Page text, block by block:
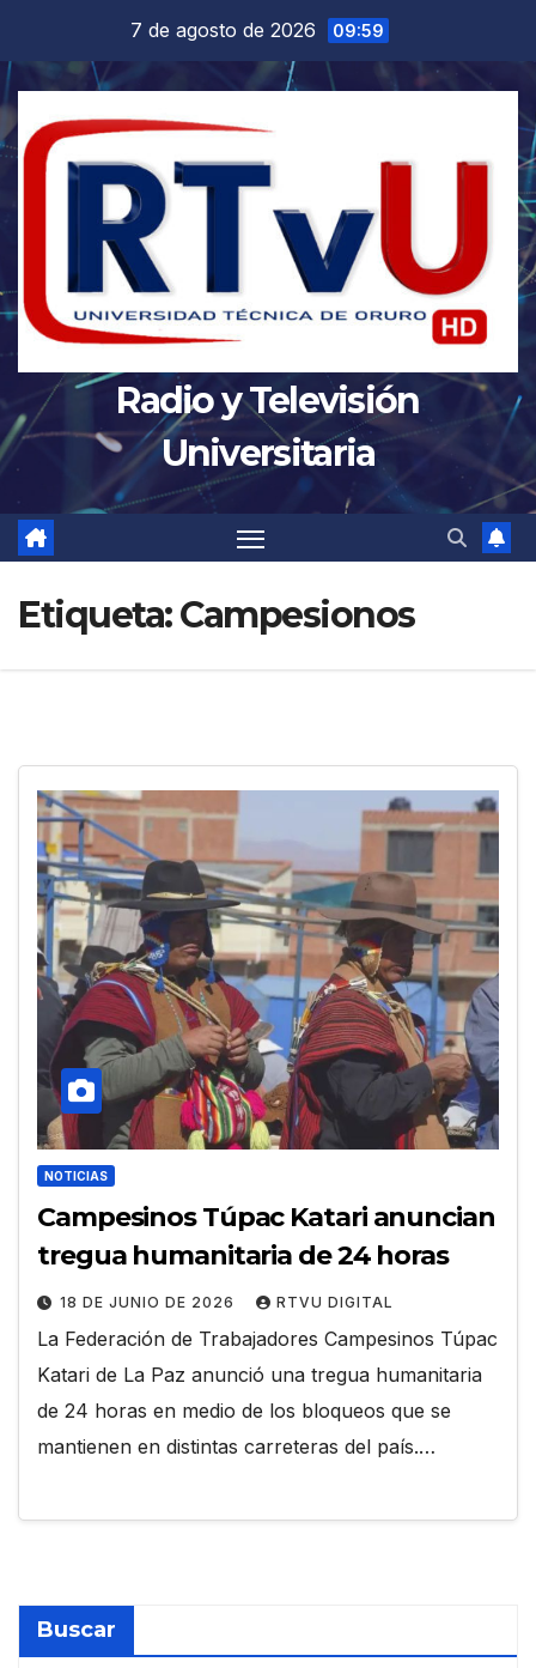
contenido
7 de agosto de 2026 09:59
Radio y Televisión
Universitaria
Etiqueta:Campesionos
NOTICIAS
Campesinos Túpac Katari anuncian
tregua humanitaria de 24 horas
18 DE JUNIO DE 2026 RTVU DIGITAL
La Federación de Trabajadores Campesinos Túpac
Katari de La Paz anunció una tregua humanitaria
de 24 horas en medio de los bloqueos que se
mantienen en distintas carreteras del país.…
Buscar